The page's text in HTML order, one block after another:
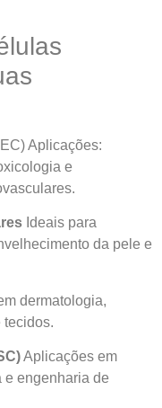
Aplicações:
e
Ideais para
da pele e
dermatologia,
tecidos.
Aplicações em
e engenharia de